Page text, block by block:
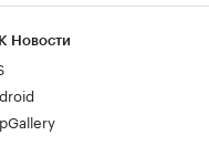
Новости